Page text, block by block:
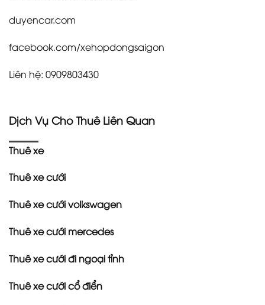
duyencar.com
facebook.com/xehopdongsaigon
Liên hệ: 0909803430
Dịch Vụ Cho Thuê Liên Quan
Thuê xe
Thuê xe cưới
Thuê xe cưới volkswagen
Thuê xe cưới mercedes
Thuê xe cưới đi ngoại tỉnh
Thuê xe cưới cổ điển